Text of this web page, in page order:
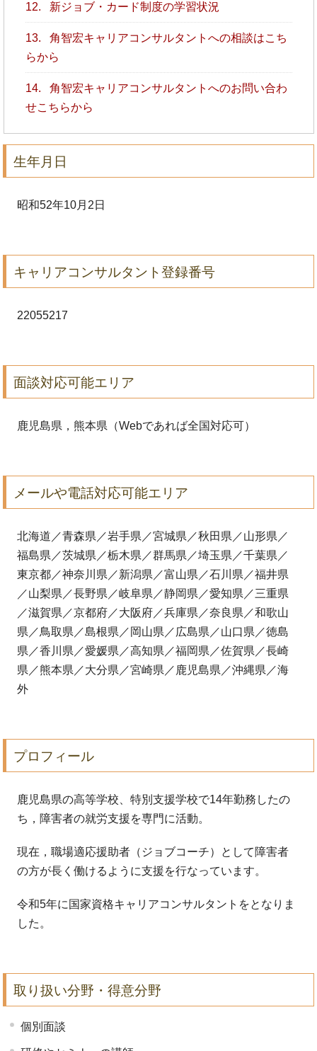
12. 新ジョブ・カード制度の学習状況
13.
角智宏キャリアコンサルタントへの相談はこち
らから
14.
角智宏キャリアコンサルタントへのお問い合わ
せこちらから
生年月日
昭和52年10月2日
キャリアコンサルタント登録番号
22055217
面談対応可能エリア
鹿児島県，熊本県（Webであれば全国対応可）
メールや電話対応可能エリア
北海道／青森県／岩手県／宮城県／秋田県／山形県／
福島県／茨城県／栃木県／群馬県／埼玉県／千葉県／
東京都／神奈川県／新潟県／富山県／石川県／福井県
／山梨県／長野県／岐阜県／静岡県／愛知県／三重県
／滋賀県／京都府／大阪府／兵庫県／奈良県／和歌山
県／鳥取県／島根県／岡山県／広島県／山口県／徳島
県／香川県／愛媛県／高知県／福岡県／佐賀県／長崎
県／熊本県／大分県／宮崎県／鹿児島県／沖縄県／海
外
プロフィール
鹿児島県の高等学校、特別支援学校で14年勤務したの
ち，障害者の就労支援を専門に活動。
現在，職場適応援助者（ジョブコーチ）として障害者
の方が長く働けるように支援を行なっています。
令和5年に国家資格キャリアコンサルタントをとなりま
した。
取り扱い分野・得意分野
個別面談